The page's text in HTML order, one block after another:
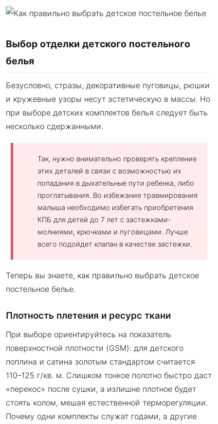
Выбор отделки детского постельного
белья
Безусловно, стразы, декоративные пуговицы, рюшки
и кружевные узоры несут эстетическую в массы. Но
при выборе детских комплектов белья следует быть
несколько сдержанными.
Так, нужно внимательно проверять крепление
этих деталей в связи с возможностью их
попадания в дыхательные пути ребенка, либо
проглатывания. Во избежание травмирования
малыша необходимо избегать приобретения
КПБ для детей до 7 лет с застежками-
молниями, крючками и пуговицами. Лучше
всего подойдет клапан в качестве застежки.
Теперь вы знаете, как правильно выбрать детское
постельное белье.
Плотность плетения и ресурс ткани
При выборе ориентируйтесь на показатель
поверхностной плотности (GSM): для детского
поплина и сатина золотым стандартом считается
110–125 г/кв. м. Слишком тонкое полотно быстро даст
«перекос» после сушки, а излишне плотное будет
стоять колом, мешая естественной терморегуляции.
Почему одни комплекты служат годами, а другие